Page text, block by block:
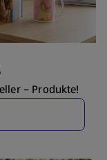
– Produkte!